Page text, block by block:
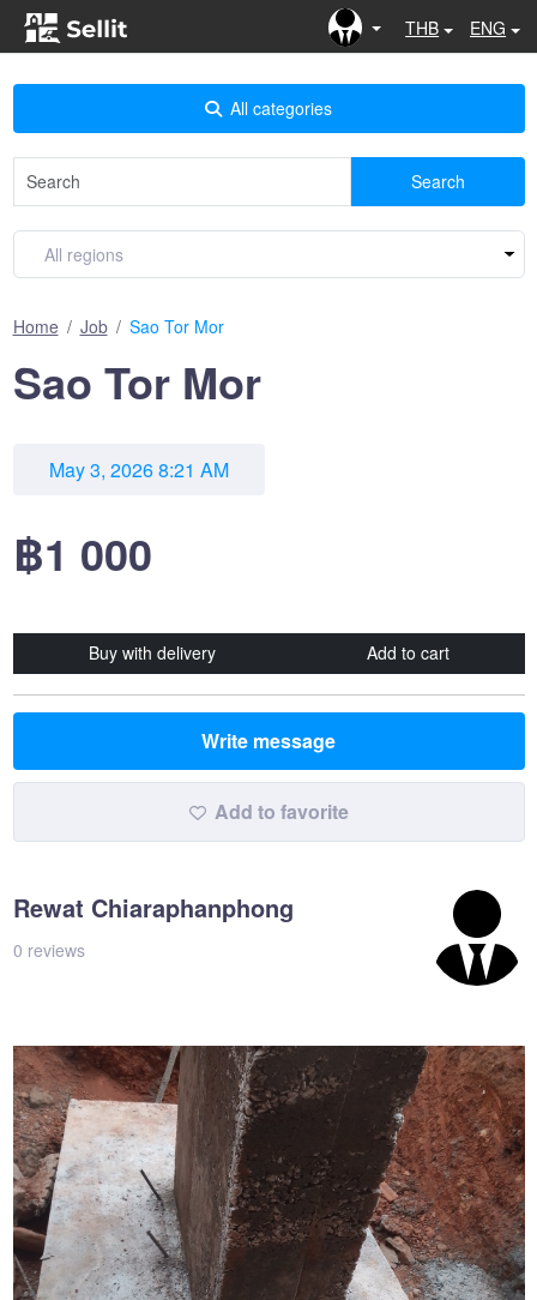
THB ENG
All categories
Search
Home Job Sao Tor Mor
Sao Tor Mor
May 3, 2026 8:21 AM
฿1 000
Buy with delivery Add to cart
Write message
Add to favorite
Rewat Chiaraphanphong
0 reviews